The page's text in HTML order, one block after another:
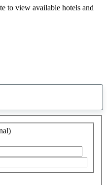
to view available hotels and